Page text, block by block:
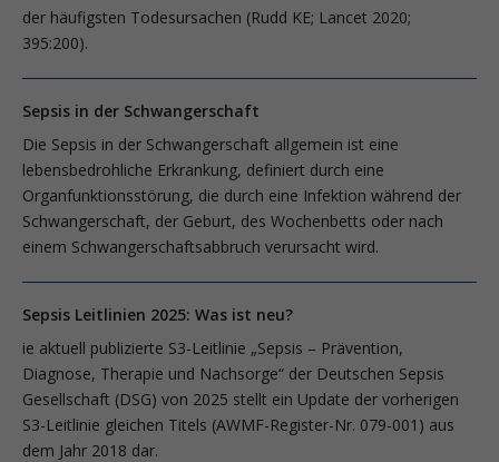
der häufigsten Todesursachen (Rudd KE; Lancet 2020;
395:200).
Sepsis in der Schwangerschaft
Die Sepsis in der Schwangerschaft allgemein ist eine
lebensbedrohliche Erkrankung, definiert durch eine
Organfunktionsstörung, die durch eine Infektion während der
Schwangerschaft, der Geburt, des Wochenbetts oder nach
einem Schwangerschaftsabbruch verursacht wird.
Sepsis Leitlinien 2025: Was ist neu?
ie aktuell publizierte S3-Leitlinie „Sepsis – Prävention,
Diagnose, Therapie und Nachsorge“ der Deutschen Sepsis
Gesellschaft (DSG) von 2025 stellt ein Update der vorherigen
S3-Leitlinie gleichen Titels (AWMF-Register-Nr. 079-001) aus
dem Jahr 2018 dar.